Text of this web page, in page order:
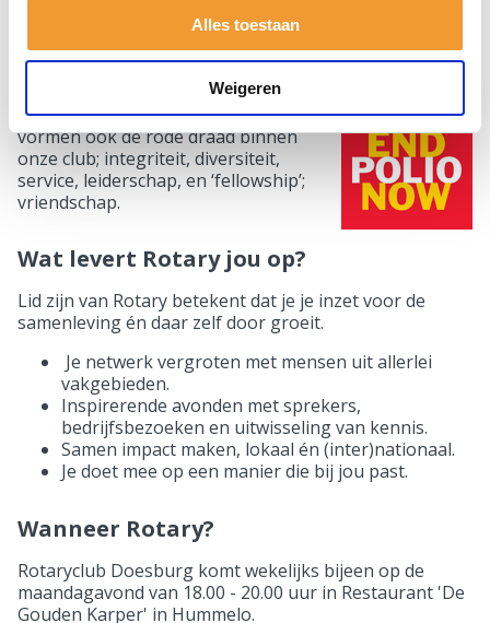
Alles toestaan
Weigeren
en jouw tijd en inzet gebruiken om iets positiefs bij te
dragen aan de gemeenschap. Een bekend voorbeeld is
de wereldwijde inzet van Rotary tegen polio via het
programma End Polio Now.
kernwaarden zoals die door Rotary
International zijn geformuleerd
vormen ook de rode draad binnen
onze club; integriteit, diversiteit,
service, leiderschap, en ‘fellowship’;
vriendschap.
Wat levert Rotary jou op?
Lid zijn van Rotary betekent dat je je inzet voor de
samenleving én daar zelf door groeit.
Je netwerk vergroten met mensen uit allerlei
vakgebieden.
Inspirerende avonden met sprekers,
bedrijfsbezoeken en uitwisseling van kennis.
Samen impact maken, lokaal én (inter)nationaal.
Je doet mee op een manier die bij jou past.
Wanneer Rotary?
Rotaryclub Doesburg komt wekelijks bijeen op de
maandagavond van 18.00 - 20.00 uur in Restaurant 'De
Gouden Karper' in Hummelo.